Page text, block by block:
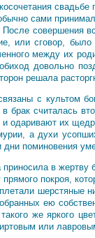
свадьбе
сами
совершения
или сговор,
между их
довольно
решала
с культом
брак считалась
одаривают их
а духи
поминовения
приносила в
покроя,
шерстяные
ею
же яркого
или